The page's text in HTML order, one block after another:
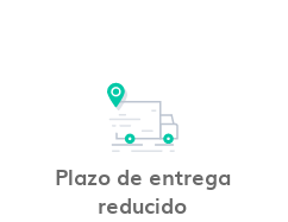
Plazo de entrega
reducido